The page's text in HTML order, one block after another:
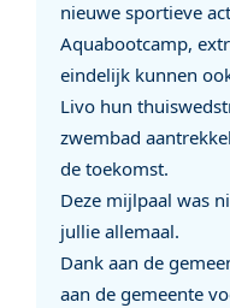
nieuwe sportieve
Aquabootcamp,
eindelijk kunnen
Livo hun
zwembad
de toekomst.
Deze mijlpaal was
jullie allemaal.
Dank aan de
aan de gemeente